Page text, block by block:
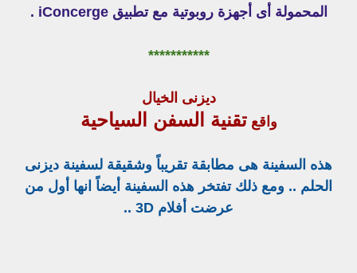
المحمولة أى أجهزة روبوتية مع تطبيق iConcerge .
***********
ديزنى الخيال
واقعتقنية السفن السياحية
هذه السفينة هى مطابقة تقريباً وشقيقة لسفينة ديزنى
الحلم .. ومع ذلك تفتخر هذه السفينة أيضاً انها أول من
عرضت أفلام 3D ..